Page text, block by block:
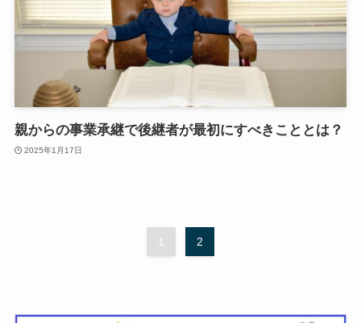
親からの事業承継で後継者が最初にすべきこととは？
2025年1月17日
1 2